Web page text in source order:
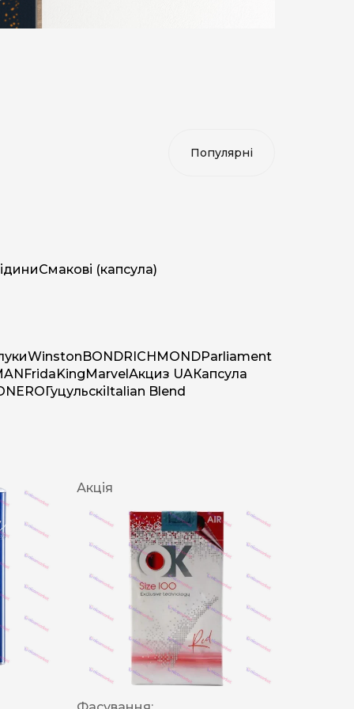
Смакові (капсула)
WinstonBONDRICHMONDParliament
FridaKingMarvelАкциз UAКапсула
NEROГуцульскіItalian Blend
Акція